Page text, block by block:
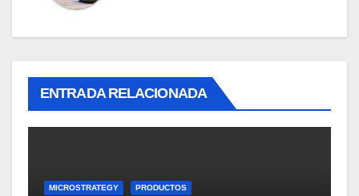
ENTRADA RELACIONADA
MICROSTRATEGY PRODUCTOS